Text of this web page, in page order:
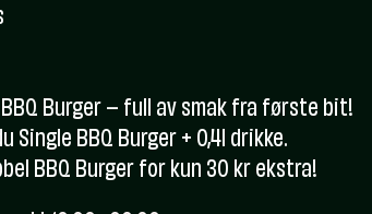
Burger – full av smak fra første bit!
Single BBQ Burger + 0,4l drikke.
BBQ Burger for kun 30 kr ekstra!